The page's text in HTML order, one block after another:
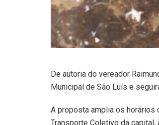
De autoria do vereador
Municipal de São Luís e
A proposta amplia os
Transporte Coletivo da